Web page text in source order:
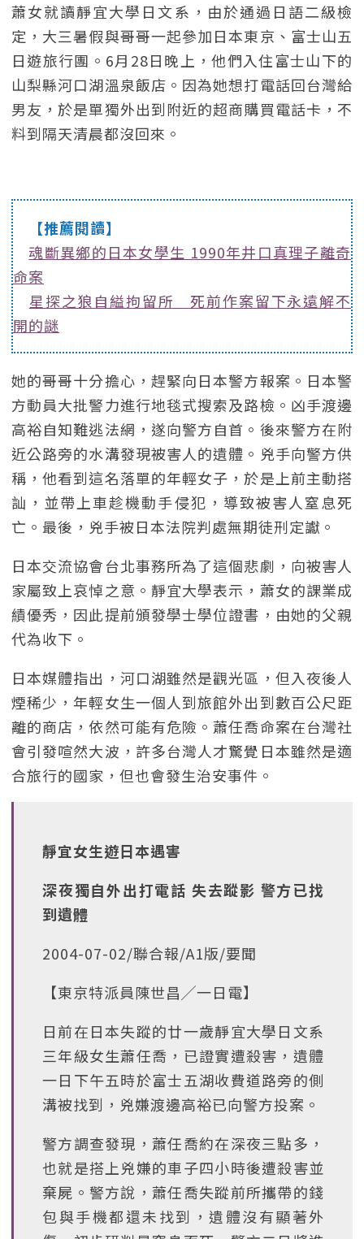
蕭女就讀靜宜大學日文系，由於通過日語二級檢
定，大三暑假與哥哥一起參加日本東京、富士山五
日遊旅行團。6月28日晚上，他們入住富士山下的
山梨縣河口湖溫泉飯店。因為她想打電話回台灣給
男友，於是單獨外出到附近的超商購買電話卡，不
料到隔天清晨都沒回來。
【推薦閱讀】
魂斷異鄉的日本女學生 1990年井口真理子離奇
命案
星探之狼自縊拘留所 死前作案留下永遠解不
開的謎
她的哥哥十分擔心，趕緊向日本警方報案。日本警
方動員大批警力進行地毯式搜索及路檢。凶手渡邊
高裕自知難逃法網，遂向警方自首。後來警方在附
近公路旁的水溝發現被害人的遺體。兇手向警方供
稱，他看到這名落單的年輕女子，於是上前主動搭
訕，並帶上車趁機動手侵犯，導致被害人窒息死
亡。最後，兇手被日本法院判處無期徒刑定讞。
日本交流協會台北事務所為了這個悲劇，向被害人
家屬致上哀悼之意。靜宜大學表示，蕭女的課業成
績優秀，因此提前頒發學士學位證書，由她的父親
代為收下。
日本媒體指出，河口湖雖然是觀光區，但入夜後人
煙稀少，年輕女生一個人到旅館外出到數百公尺距
離的商店，依然可能有危險。蕭任喬命案在台灣社
會引發喧然大波，許多台灣人才驚覺日本雖然是適
合旅行的國家，但也會發生治安事件。
靜宜女生遊日本遇害
深夜獨自外出打電話 失去蹤影 警方已找
到遺體
2004-07-02/聯合報/A1版/要聞
【東京特派員陳世昌╱一日電】
日前在日本失蹤的廿一歲靜宜大學日文系
三年級女生蕭任喬，已證實遭殺害，遺體
一日下午五時於富士五湖收費道路旁的側
溝被找到，兇嫌渡邊高裕已向警方投案。
警方調查發現，蕭任喬約在深夜三點多，
也就是搭上兇嫌的車子四小時後遭殺害並
棄屍。警方說，蕭任喬失蹤前所攜帶的錢
包與手機都還未找到，遺體沒有顯著外